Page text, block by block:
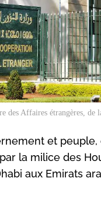
des Affaires étrangères,
et
la milice des
aux Emirats